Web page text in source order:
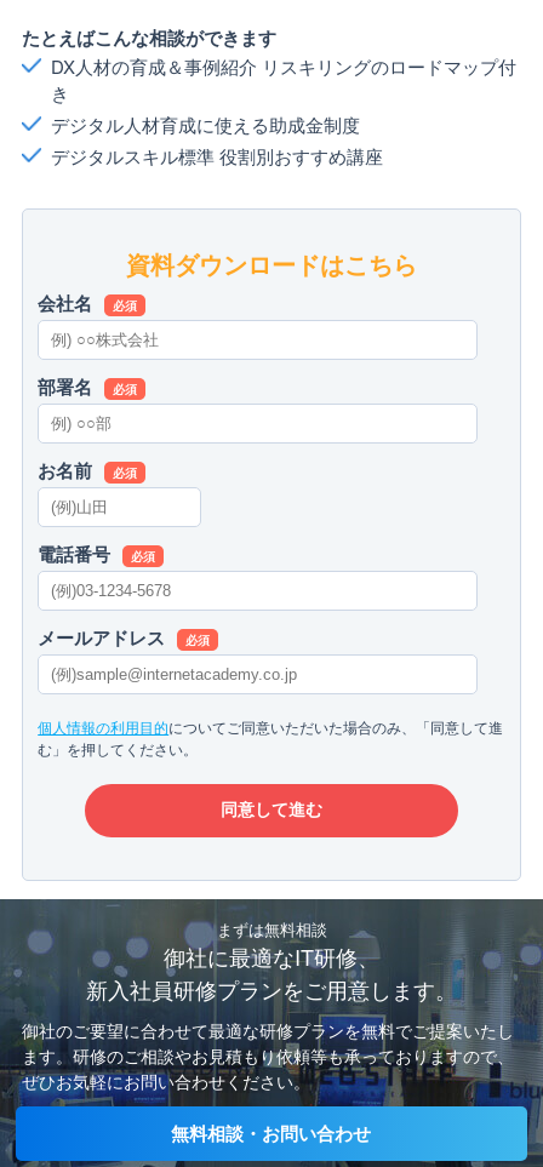
たとえばこんな相談ができます
DX人材の育成＆事例紹介 リスキリングのロードマップ付
き
デジタル人材育成に使える助成金制度
デジタルスキル標準 役割別おすすめ講座
資料ダウンロードはこちら
会社名 必須
部署名 必須
お名前 必須
電話番号 必須
メールアドレス 必須
個人情報の利用目的についてご同意いただいた場合のみ、「同意して進
む」を押してください。
まずは無料相談
御社に最適なIT研修、
新入社員研修プランをご用意します。
御社のご要望に合わせて最適な研修プランを無料でご提案いたし
ます。 研修のご相談やお見積もり依頼等も承っておりますので、
ぜひお気軽にお問い合わせください。
無料相談・お問い合わせ